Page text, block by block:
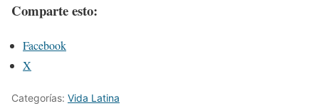
Comparte esto:
Facebook
X
Categorías: Vida Latina